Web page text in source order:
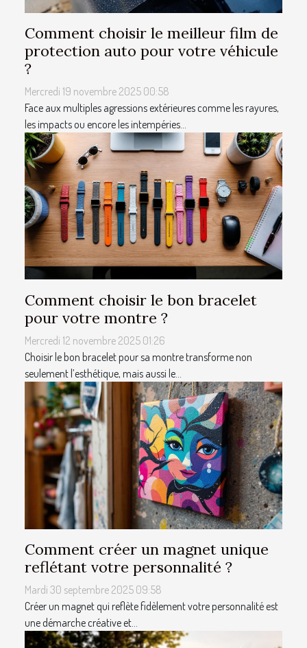
Comment choisir le meilleur film de
protection auto pour votre véhicule
?
Mercredi 19 novembre 2025 00:58
Face aux multiples agressions extérieures comme les rayures,
les impacts ou encore les intempéries...
Comment choisir le bon bracelet
pour votre montre ?
Mercredi 12 novembre 2025 01:26
Choisir le bon bracelet pour sa montre transforme non
seulement l’esthétique, mais aussi le...
Comment créer un magnet unique
reflétant votre personnalité ?
Mardi 30 septembre 2025 09:58
Créer un magnet qui reflète fidèlement votre personnalité est
une démarche créative et...